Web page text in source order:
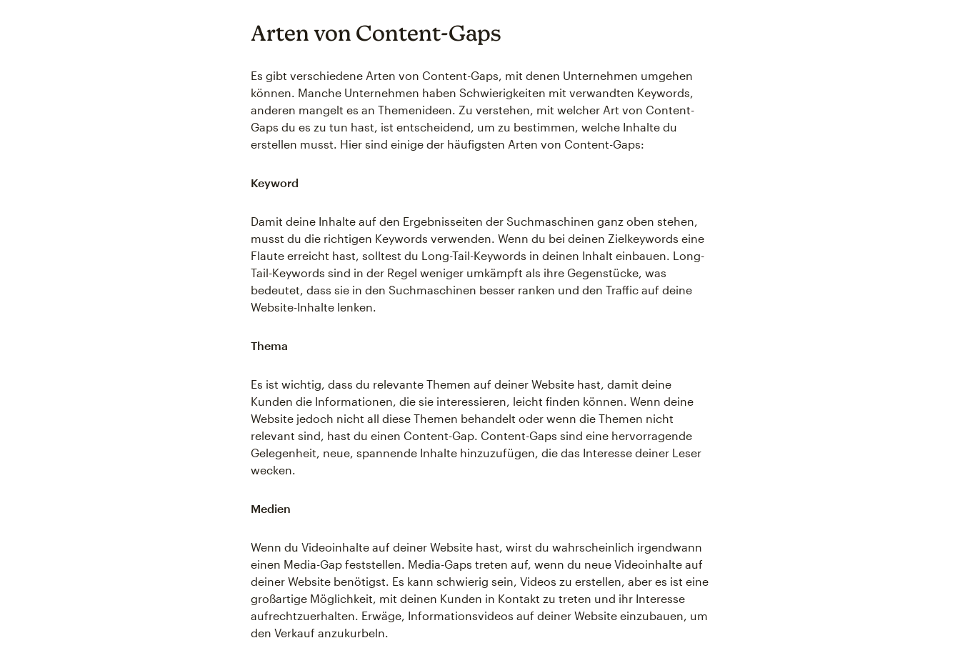
Arten von Content-Gaps
Es gibt verschiedene Arten von Content-Gaps, mit denen Unternehmen umgehen
können. Manche Unternehmen haben Schwierigkeiten mit verwandten Keywords,
anderen mangelt es an Themenideen. Zu verstehen, mit welcher Art von Content-
Gaps du es zu tun hast, ist entscheidend, um zu bestimmen, welche Inhalte du
erstellen musst. Hier sind einige der häufigsten Arten von Content-Gaps:
Keyword
Damit deine Inhalte auf den Ergebnisseiten der Suchmaschinen ganz oben stehen,
musst du die richtigen Keywords verwenden. Wenn du bei deinen Zielkeywords eine
Flaute erreicht hast, solltest du Long-Tail-Keywords in deinen Inhalt einbauen. Long-
Tail-Keywords sind in der Regel weniger umkämpft als ihre Gegenstücke, was
bedeutet, dass sie in den Suchmaschinen besser ranken und den Traffic auf deine
Website-Inhalte lenken.
Thema
Es ist wichtig, dass du relevante Themen auf deiner Website hast, damit deine
Kunden die Informationen, die sie interessieren, leicht finden können. Wenn deine
Website jedoch nicht all diese Themen behandelt oder wenn die Themen nicht
relevant sind, hast du einen Content-Gap. Content-Gaps sind eine hervorragende
Gelegenheit, neue, spannende Inhalte hinzuzufügen, die das Interesse deiner Leser
wecken.
Medien
Wenn du Videoinhalte auf deiner Website hast, wirst du wahrscheinlich irgendwann
einen Media-Gap feststellen. Media-Gaps treten auf, wenn du neue Videoinhalte auf
deiner Website benötigst. Es kann schwierig sein, Videos zu erstellen, aber es ist eine
großartige Möglichkeit, mit deinen Kunden in Kontakt zu treten und ihr Interesse
aufrechtzuerhalten. Erwäge, Informationsvideos auf deiner Website einzubauen, um
den Verkauf anzukurbeln.